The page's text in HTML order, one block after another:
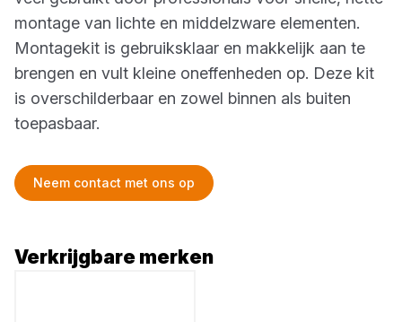
montage van lichte en middelzware elementen.
Montagekit is gebruiksklaar en makkelijk aan te
brengen en vult kleine oneffenheden op. Deze kit
is overschilderbaar en zowel binnen als buiten
toepasbaar.
Neem contact met ons op
Verkrijgbare merken